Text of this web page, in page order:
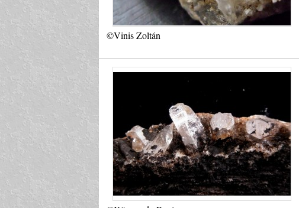
©Vinis Zoltán